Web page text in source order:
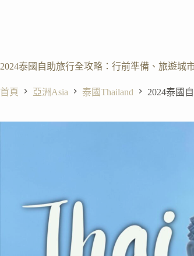
2024泰國自助旅行全攻略：行前準備、旅遊城
首頁 亞洲Asia 泰國Thailand 2024泰國